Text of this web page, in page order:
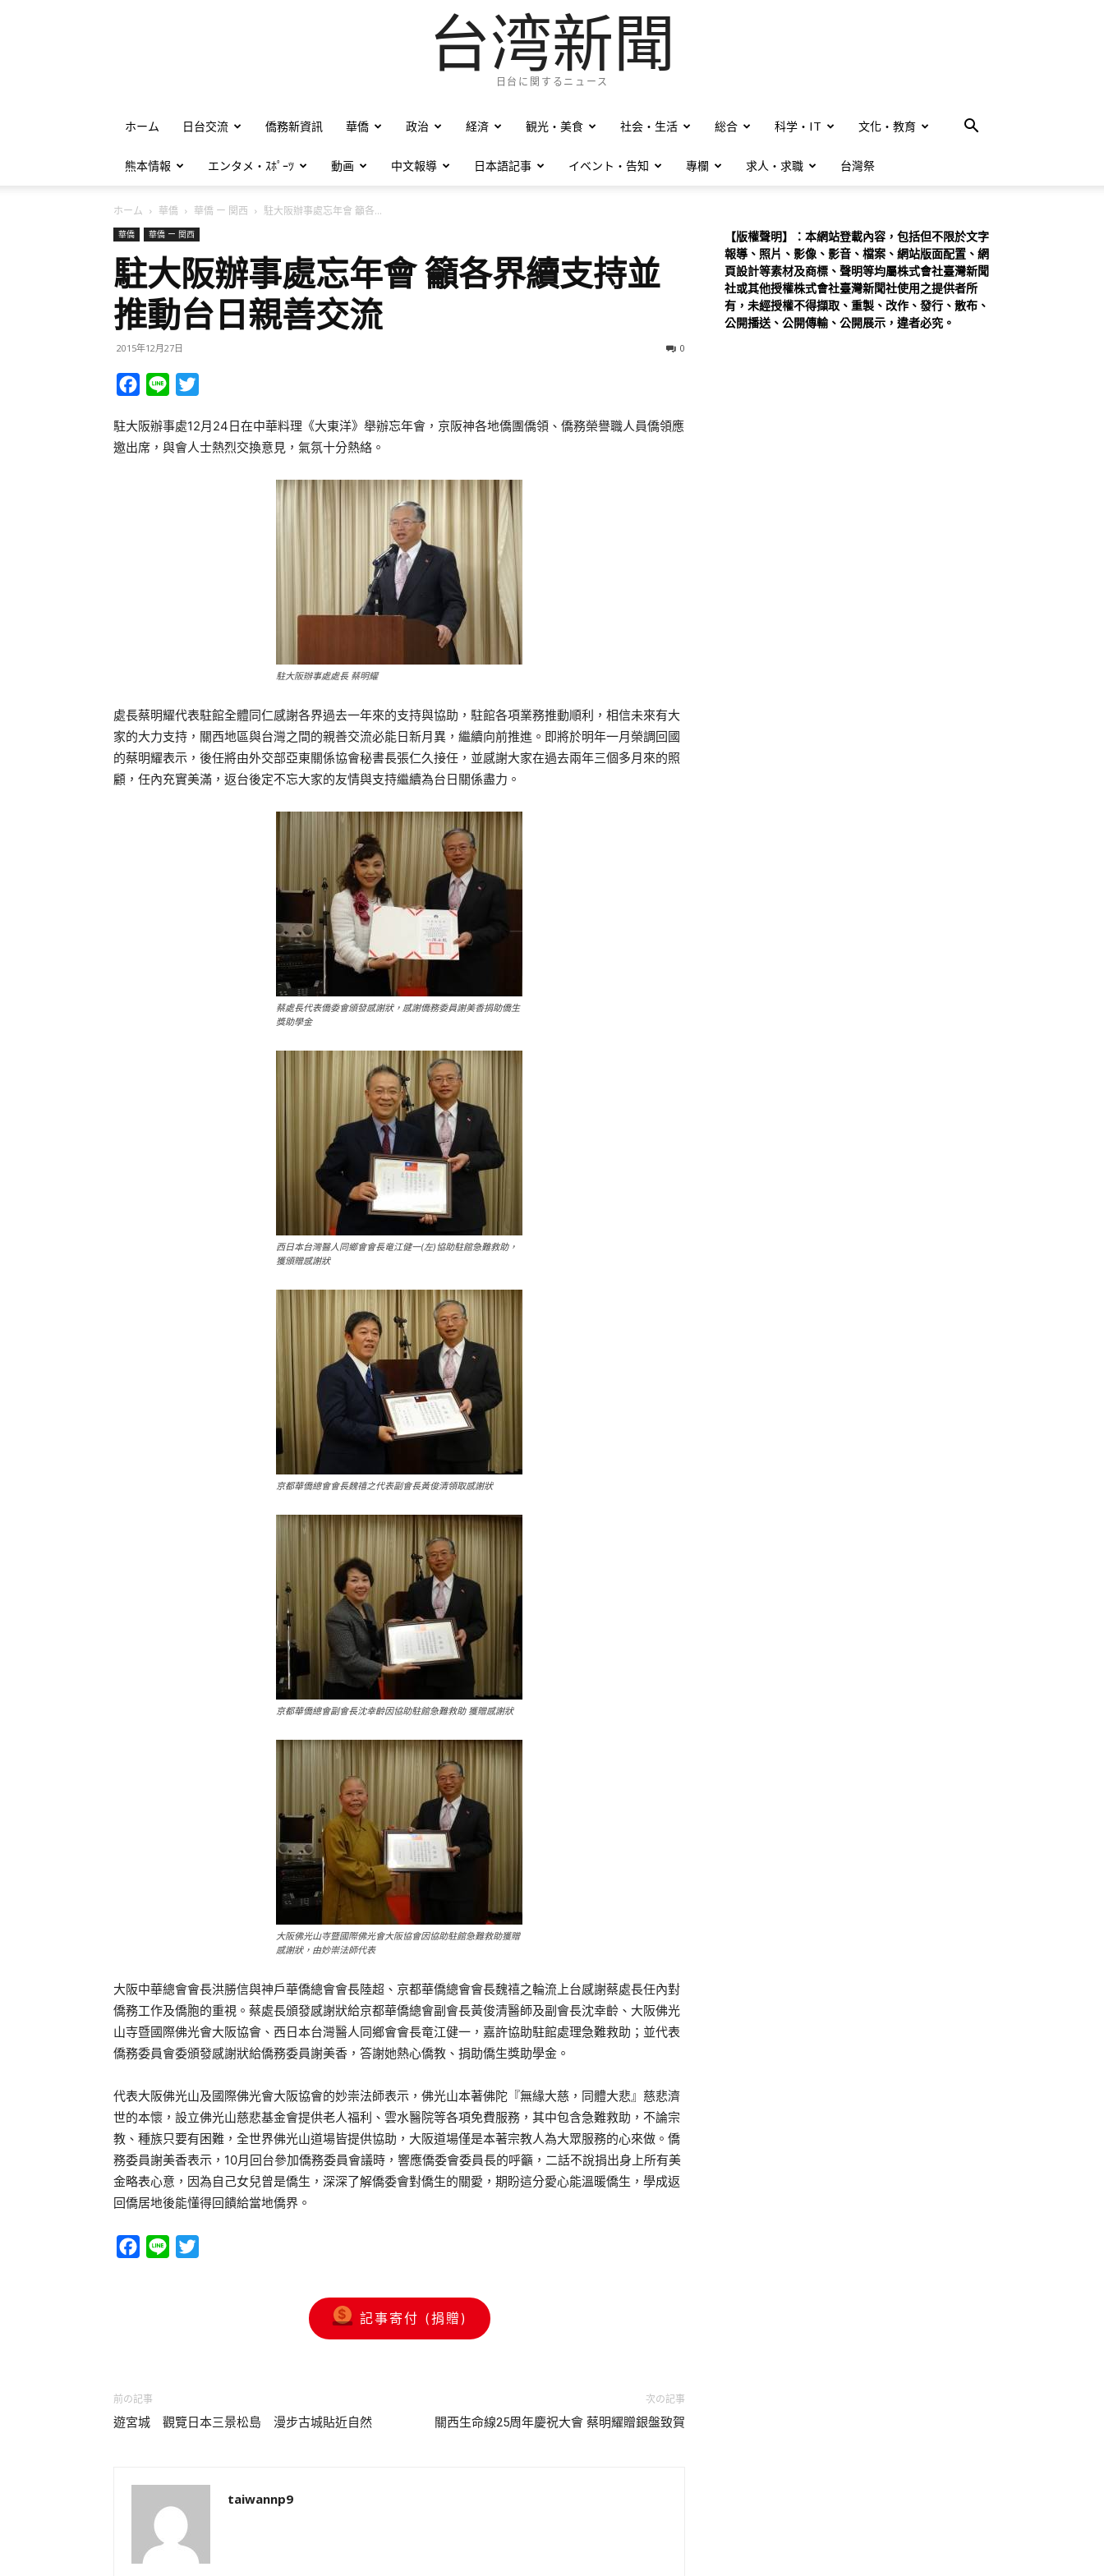
台湾新聞
日台に関するニュース
ホーム 日台交流 僑務新資訊 華僑 政治 経済 観光・美食 社会・生活 総合 科学・IT 文化・教育
熊本情報 エンタメ・ｽﾎﾟｰﾂ 動画 中文報導 日本語記事 イベント・告知 專欄 求人・求職 台灣祭
ホーム 華僑 華僑 ー 関西 駐大阪辦事處忘年會 籲各...
華僑 華僑 ー 関西
駐大阪辦事處忘年會 籲各界續支持並
推動台日親善交流
2015年12月27日 0
Facebook
Line
駐大阪辦事處12月24日在中華料理《大東洋》舉辦忘年會，京阪神各地僑團僑領、僑務榮譽職人員僑領應
邀出席，與會人士熱烈交換意見，氣氛十分熱絡。
駐大阪辦事處處長 蔡明耀
處長蔡明耀代表駐館全體同仁感謝各界過去一年來的支持與協助，駐館各項業務推動順利，相信未來有大
家的大力支持，關西地區與台灣之間的親善交流必能日新月異，繼續向前推進。即將於明年一月榮調回國
的蔡明耀表示，後任將由外交部亞東關係協會秘書長張仁久接任，並感謝大家在過去兩年三個多月來的照
顧，任內充實美滿，返台後定不忘大家的友情與支持繼續為台日關係盡力。
蔡處長代表僑委會頒發感謝狀，感謝僑務委員謝美香捐助僑生
獎助學金
西日本台灣醫人同鄉會會長竜江健一(左)協助駐館急難救助，
獲頒贈感謝狀
京都華僑總會會長魏禧之代表副會長黃俊清領取感謝狀
京都華僑總會副會長沈幸齡因協助駐館急難救助 獲贈感謝狀
大阪佛光山寺暨國際佛光會大阪協會因協助駐館急難救助獲贈
感謝狀，由妙崇法師代表
大阪中華總會會長洪勝信與神戶華僑總會會長陸超、京都華僑總會會長魏禧之輪流上台感謝蔡處長任內對
僑務工作及僑胞的重視。蔡處長頒發感謝狀給京都華僑總會副會長黃俊清醫師及副會長沈幸齡、大阪佛光
山寺暨國際佛光會大阪協會、西日本台灣醫人同鄉會會長竜江健一，嘉許協助駐館處理急難救助；並代表
僑務委員會委頒發感謝狀給僑務委員謝美香，答謝她熱心僑教、捐助僑生獎助學金。
代表大阪佛光山及國際佛光會大阪協會的妙崇法師表示，佛光山本著佛陀『無緣大慈，同體大悲』慈悲濟
世的本懷，設立佛光山慈悲基金會提供老人福利、雲水醫院等各項免費服務，其中包含急難救助，不論宗
教、種族只要有困難，全世界佛光山道場皆提供協助，大阪道場僅是本著宗教人為大眾服務的心來做。僑
務委員謝美香表示，10月回台參加僑務委員會議時，響應僑委會委員長的呼籲，二話不說捐出身上所有美
金略表心意，因為自己女兒曾是僑生，深深了解僑委會對僑生的關愛，期盼這分愛心能溫暖僑生，學成返
回僑居地後能懂得回饋給當地僑界。
Facebook
Line
記事寄付 (捐贈)
前の記事
遊宮城 觀覽日本三景松島 漫步古城貼近自然
次の記事
關西生命線25周年慶祝大會 蔡明耀贈銀盤致賀
taiwannp9
【版權聲明】：本網站登載內容，包括但不限於文字
報導、照片、影像、影音、檔案、網站版面配置、網
頁設計等素材及商標、聲明等均屬株式會社臺灣新聞
社或其他授權株式會社臺灣新聞社使用之提供者所
有，未經授權不得擷取、重製、改作、發行、散布、
公開播送、公開傳輸、公開展示，違者必究。